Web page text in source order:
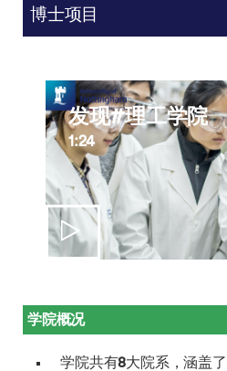
博士项目
发现#理工学院
1:24
学院概况
学院共有8大院系，涵盖